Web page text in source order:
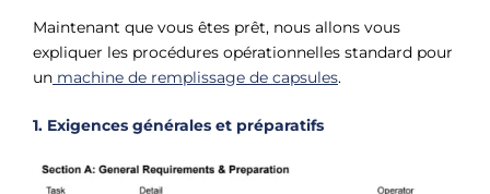
Maintenant que vous êtes prêt, nous allons vous
expliquer les procédures opérationnelles standard pour
un machine de remplissage de capsules.
1. Exigences générales et préparatifs